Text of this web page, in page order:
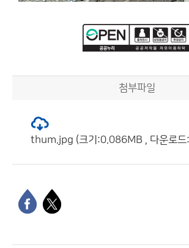
첨부파일
thum.jpg (크기:0.086MB , 다운로